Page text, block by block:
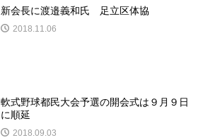
新会長に渡邉義和氏 足立区体協
2018.11.06
軟式野球都民大会予選の開会式は９月９日
に順延
2018.09.03